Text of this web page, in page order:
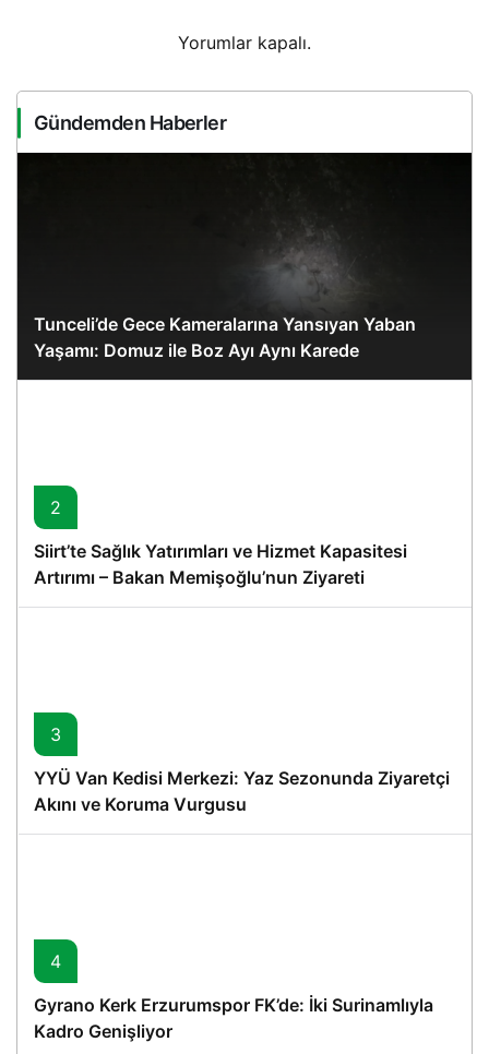
Yorumlar kapalı.
Gündemden Haberler
Tunceli’de Gece Kameralarına Yansıyan Yaban
Yaşamı: Domuz ile Boz Ayı Aynı Karede
2
Siirt’te Sağlık Yatırımları ve Hizmet Kapasitesi
Artırımı – Bakan Memişoğlu’nun Ziyareti
3
YYÜ Van Kedisi Merkezi: Yaz Sezonunda Ziyaretçi
Akını ve Koruma Vurgusu
4
Gyrano Kerk Erzurumspor FK’de: İki Surinamlıyla
Kadro Genişliyor